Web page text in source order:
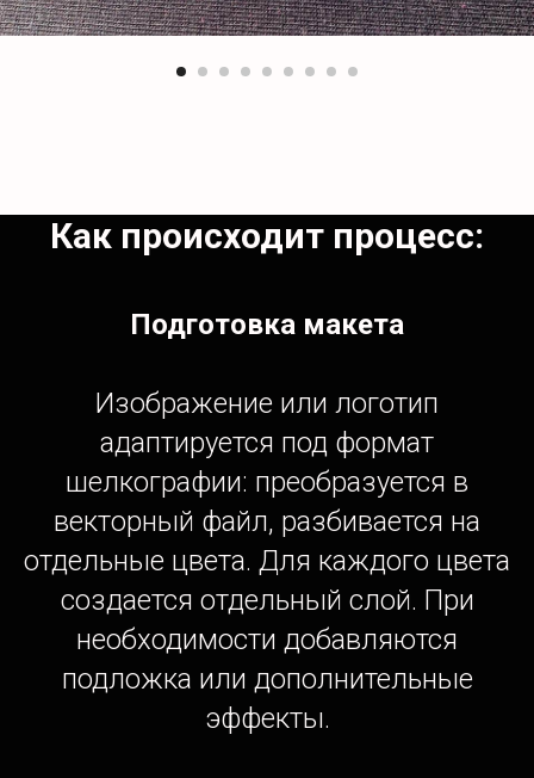
Как происходит процесс:
Подготовка макета
Изображение или логотип
адаптируется под формат
шелкографии: преобразуется в
векторный файл, разбивается на
отдельные цвета. Для каждого цвета
создается отдельный слой. При
необходимости добавляются
подложка или дополнительные
эффекты.